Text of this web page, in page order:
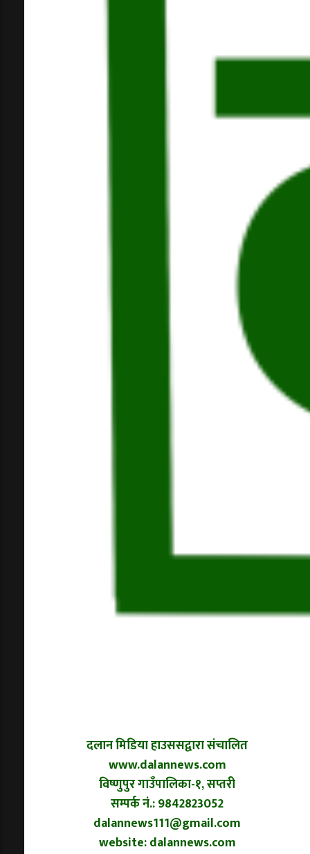
दलान मिडिया हाउससद्वारा संचालित
www.dalannews.com
विष्णुपुर गाउँपालिका-१, सप्तरी
सम्पर्क नं.: 9842823052
dalannews111@gmail.com
website: dalannews.com